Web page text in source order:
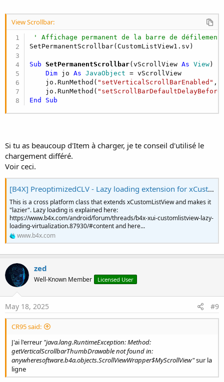
View Scrollbar:
' Affichage permanent de la barre de défilement
Sub SetPermanentScrollbar(vScrollView As View )
Dim jo As JavaObject = vScrollView
    jo.RunMethod(
"setVerticalScrollBarEnabled" ,
    jo.RunMethod(
End
Sub
Si tu as beaucoup d'Item à charger, je te conseil d'utilisé le
chargement différé.
Voir ceci.
[B4X] PreoptimizedCLV - Lazy loading extension for xCustomListView
This is a cross platform class that extends xCustomListView and makes it
"lazier". Lazy loading is explained here:
https://www.b4x.com/android/forum/threads/b4x-xui-customlistview-lazy-
loading-virtualization.87930/#content and here...
www.b4x.com
zed
Well-Known Member Licensed User
May 18, 2025 #9
CR95 said:
J'ai l'erreur "java.lang.RuntimeException: Method:
getVerticalScrollbarThumbDrawable not found in:
anywheresoftware.b4a.objects.ScrollViewWrapper$MyScrollView"sur la
ligne